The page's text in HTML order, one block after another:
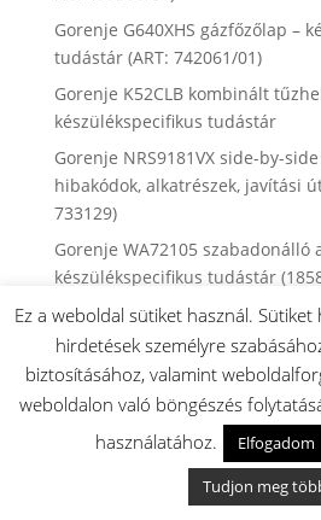
Gorenje G640XHS gázfőzőlap –
tudástár (ART: 742061/01)
Gorenje K52CLB kombinált
készülékspecifikus tudástár
Gorenje NRS9181VX side-by-
hibakódok, alkatrészek, javítási
733129)
Gorenje WA72105 szabadonálló
készülékspecifikus tudástár
Gorenje WA64123 szabadonálló
készülékspecifikus tudástár
Gorenje WA63121 szabadonálló
ART 101751/05 – hibakódok,
dokumentumok
Gorenje WD9514S mosó-
hibakódok, alkatrészek és
Ez a weboldal sütiket használ.
hirdetések személyre
biztosításához, valamint
weboldalon való böngészés
használatához.
Elfogadom
Tudjon meg